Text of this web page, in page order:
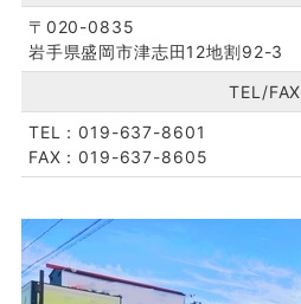
〒020-0835
岩手県盛岡市津志田12地割92-3
TEL/FAX
TEL：019-637-8601
FAX：019-637-8605